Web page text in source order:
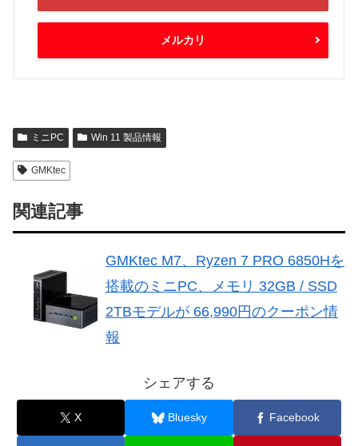
メルカリ
ミニPC Win 11 製品情報
GMKtec
関連記事
GMKtec M7、Ryzen 7 PRO 6850Hを
搭載のミニPC、メモリ 32GB / SSD
2TBモデルが 66,990円のクーポン情
報
シェアする
X Bluesky Facebook